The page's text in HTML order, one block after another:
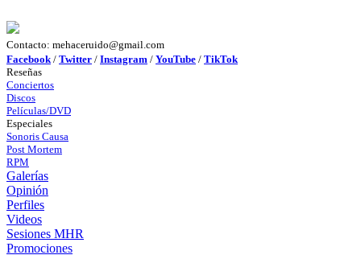
Contacto: mehaceruido@gmail.com
Facebook / Twitter / Instagram / YouTube / TikTok
Reseñas
Conciertos
Discos
Películas/DVD
Especiales
Sonoris Causa
Post Mortem
RPM
Galerías
Opinión
Perfiles
Videos
Sesiones MHR
Promociones